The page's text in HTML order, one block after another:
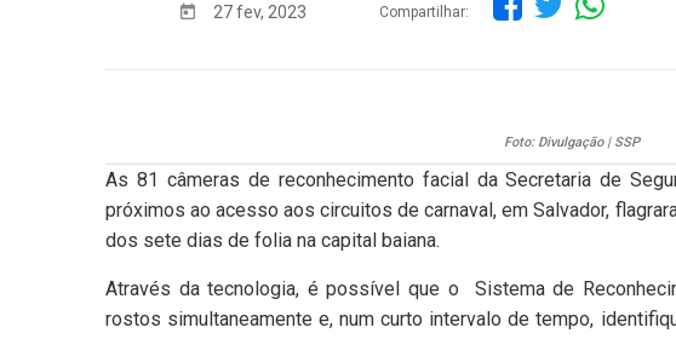
27 fev, 2023 Compartilhar:
Foto: Divulgação | SSP
As 81 câmeras de reconhecimento facial da Secretaria de
próximos ao acesso aos circuitos de carnaval, em Salvador,
dos sete dias de folia na capital baiana.
Através da tecnologia, é possível que o Sistema de
rostos simultaneamente e, num curto intervalo de tempo,